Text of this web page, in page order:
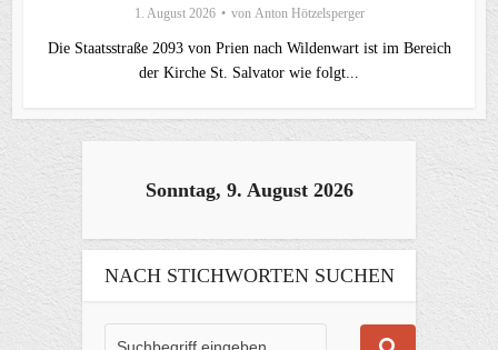
1. August 2026 von Anton Hötzelsperger
Die Staatsstraße 2093 von Prien nach Wildenwart ist im Bereich
der Kirche St. Salvator wie folgt...
Sonntag, 9. August 2026
NACH STICHWORTEN SUCHEN